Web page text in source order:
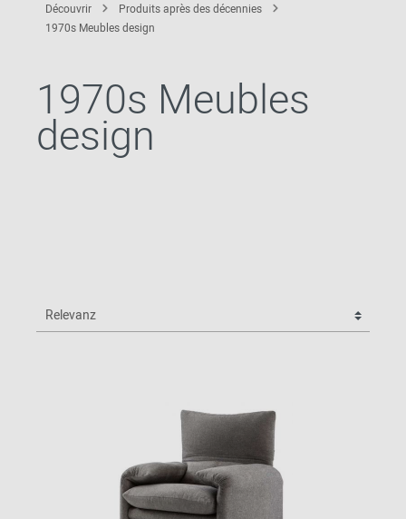
Découvrir
Produits après des décennies
1970s Meubles design
1970s Meubles
design